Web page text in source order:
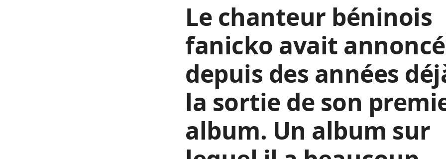
Le chanteur béninois
fanicko avait annoncé
depuis des années
la sortie de son
album. Un album sur